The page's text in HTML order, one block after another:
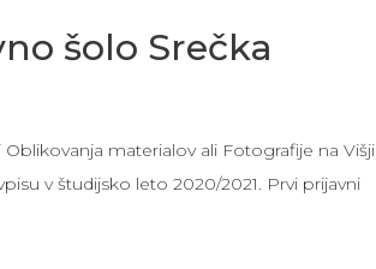
šolo Srečka
materialov ali Fotografije na Višji
v študijsko leto 2020/2021. Prvi prijavni